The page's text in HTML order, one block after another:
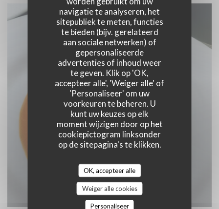
navigatie te analyseren, het
sitepubliek te meten, functies
te bieden (bijv. gerelateerd
aan sociale netwerken) of
gepersonaliseerde
advertenties of inhoud weer
te geven. Klik op 'OK,
accepteer alle', 'Weiger alle' of
'Personaliseer' om uw
voorkeuren te beheren. U
kunt uw keuzes op elk
moment wijzigen door op het
cookiepictogram linksonder
op de sitepagina's te klikken.
OK, accepteer alle
Weiger alle cookies
Personaliseer